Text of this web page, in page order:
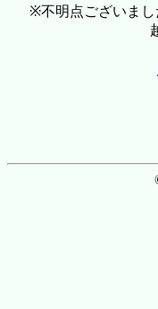
※不明点ございま